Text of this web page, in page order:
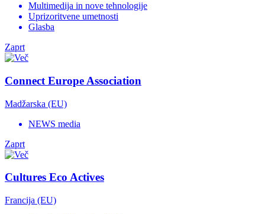
Multimedija in nove tehnologije
Uprizoritvene umetnosti
Glasba
Zaprt
Connect Europe Association
Madžarska (EU)
NEWS media
Zaprt
Cultures Eco Actives
Francija (EU)